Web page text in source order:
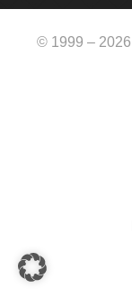
© 1999 – 2026